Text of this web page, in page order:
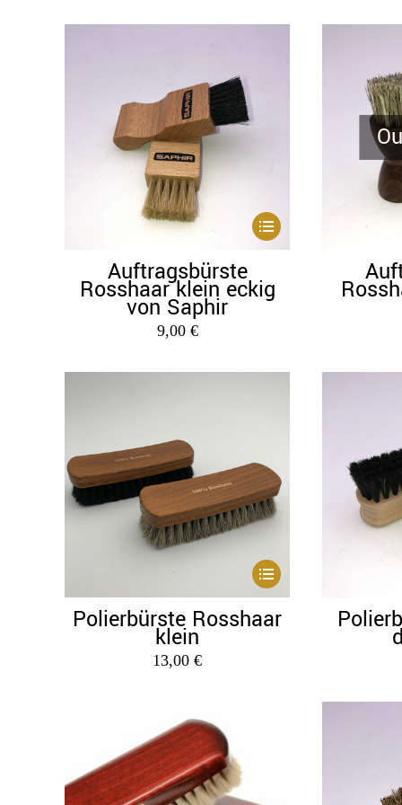
Dieses
Produkt
mehrere
Die
der
Produktseite
gewählt
Auftragsbürste
Rosshaar klein eckig
von Saphir
9,00 €
Dieses
Produkt
weist
Polierbürste Rosshaar
klein
13,00 €